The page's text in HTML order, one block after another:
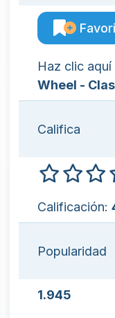
Haz clic
Wheel -
Califica
Calificación:
Popularidad
1.945